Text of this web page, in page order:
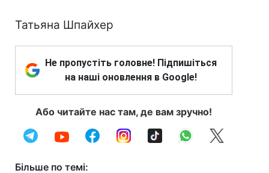
Татьяна Шпайхер
Не пропустіть головне! Підпишіться
на наші оновлення в Google!
Або читайте нас там, де вам зручно!
Більше по темі: